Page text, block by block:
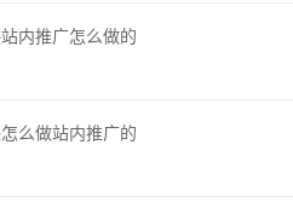
内推广怎么做的
么做站内推广的